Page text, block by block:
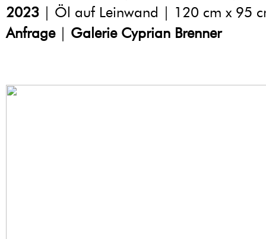
2023 | Öl auf Leinwand | 120 cm x 95
Anfrage| Galerie Cyprian Brenner